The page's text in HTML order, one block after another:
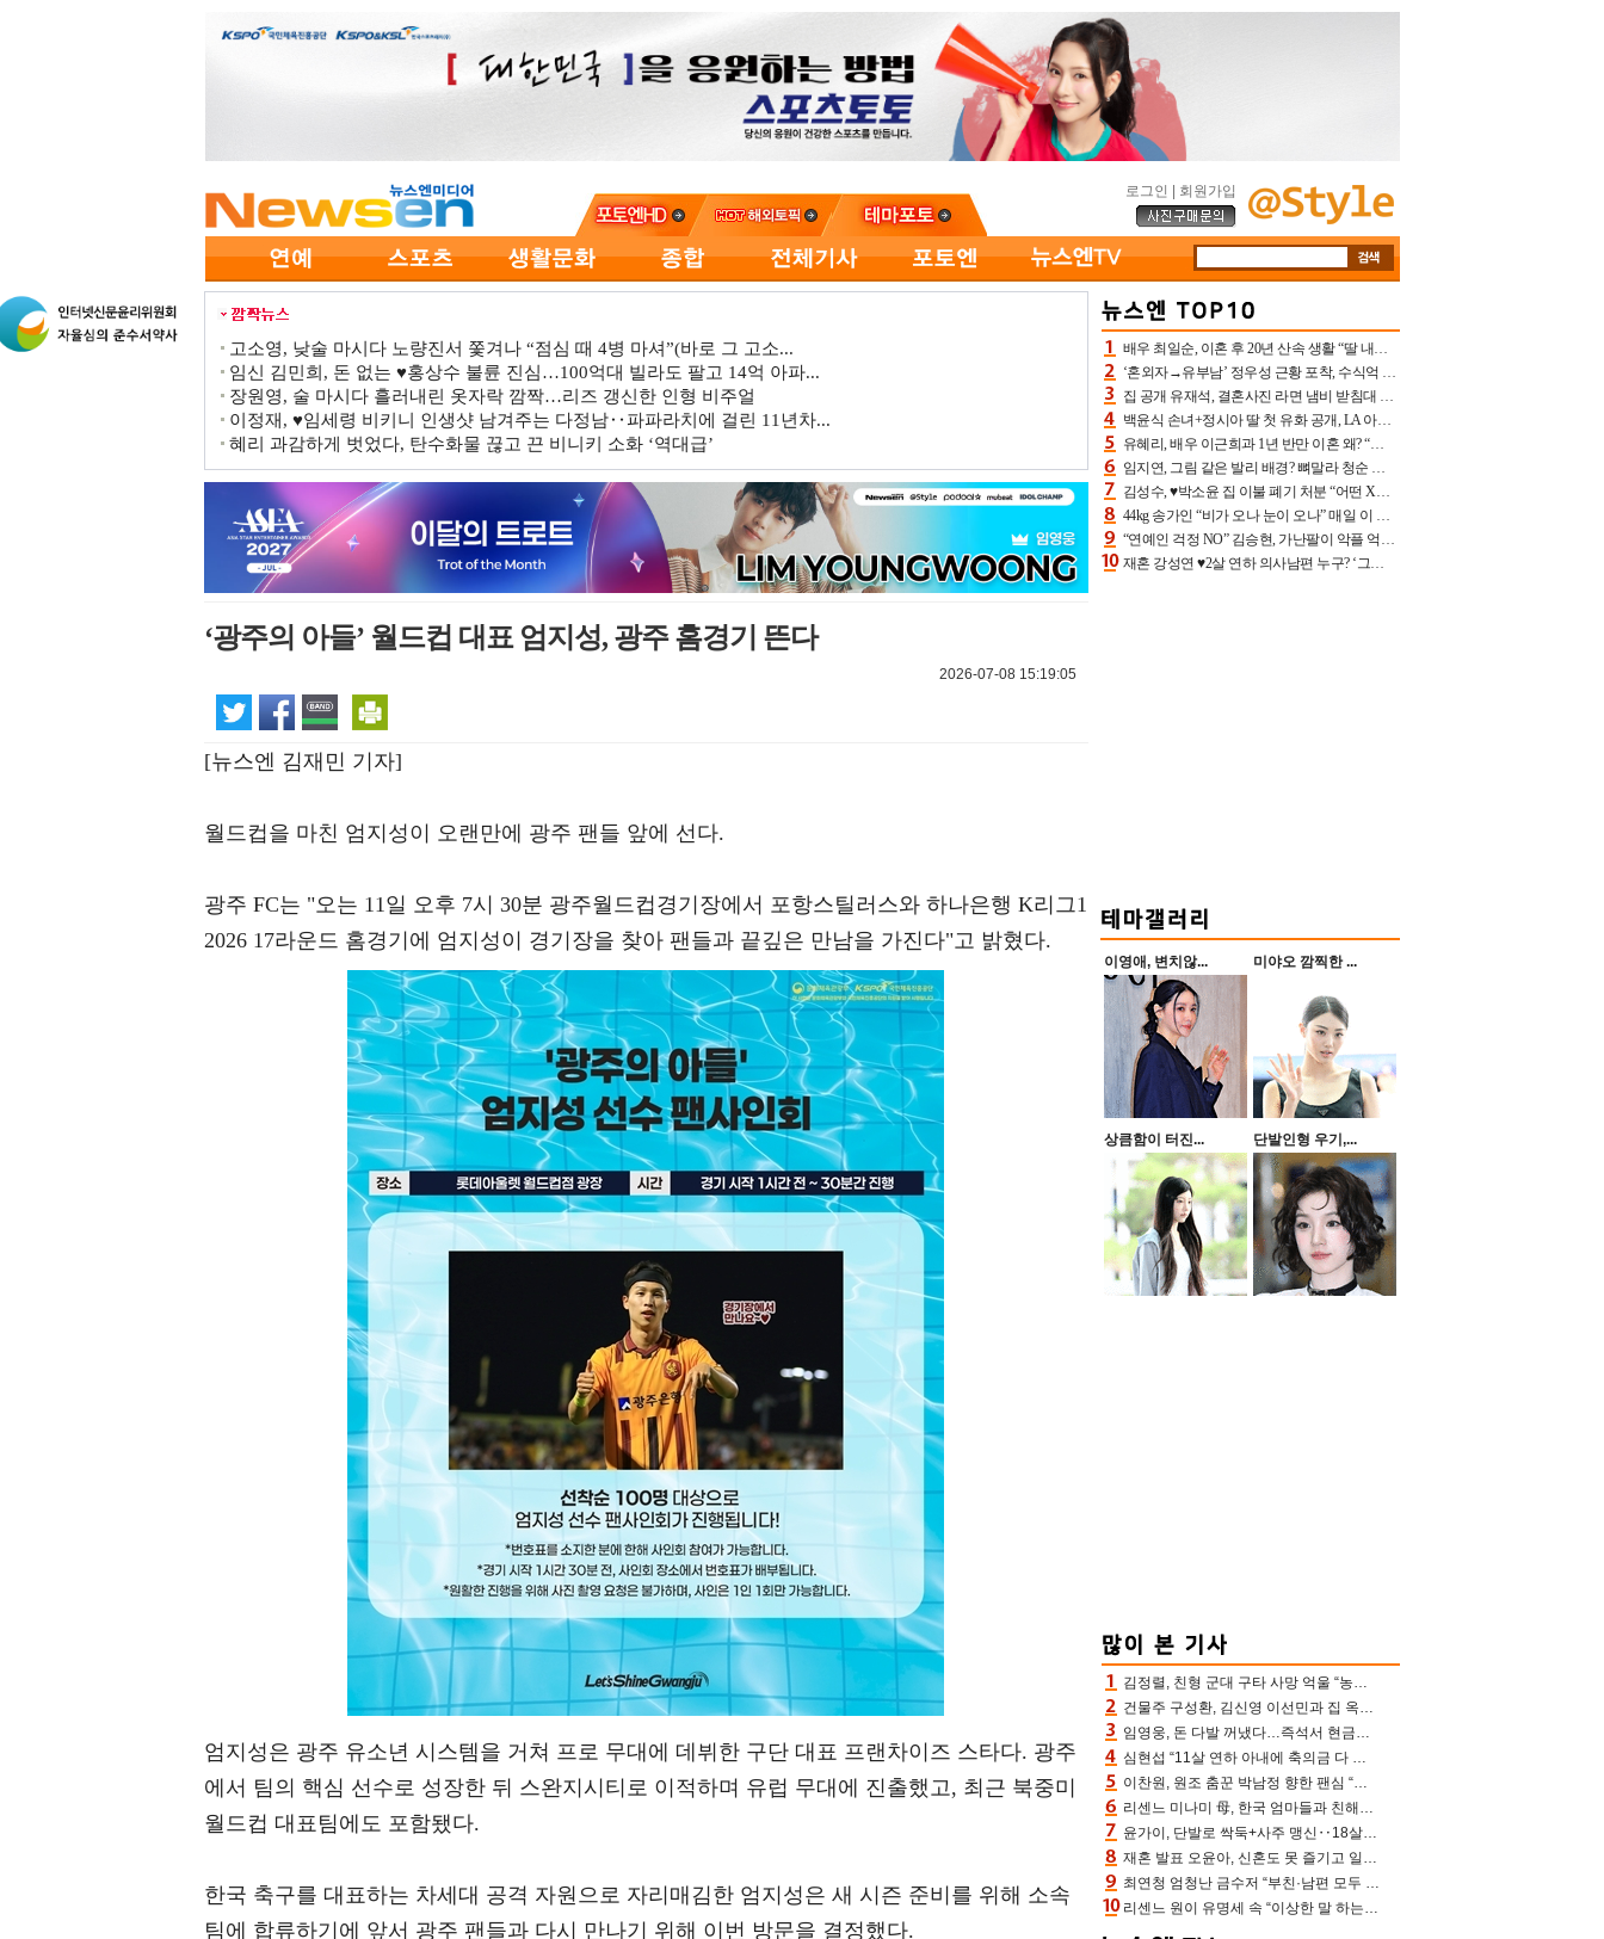
로그인 회원가입
고소영, 낮술 마시다 노량진서 쫓겨나 “점심 때 4병 마셔”(바로 그 고소...
임신 김민희, 돈 없는 ♥홍상수 불륜 진심…100억대 빌라도 팔고 14억 아파...
장원영, 술 마시다 흘러내린 옷자락 깜짝…리즈 갱신한 인형 비주얼
이정재, ♥임세령 비키니 인생샷 남겨주는 다정남‥파파라치에 걸린 11년차...
혜리 과감하게 벗었다, 탄수화물 끊고 끈 비니키 소화 ‘역대급’
‘광주의 아들’ 월드컵 대표 엄지성, 광주 홈경기 뜬다
2026-07-08 15:19:05
[뉴스엔 김재민 기자]
월드컵을 마친 엄지성이 오랜만에 광주 팬들 앞에 선다.
광주 FC는 "오는 11일 오후 7시 30분 광주월드컵경기장에서 포항스틸러스와 하나은행 K리그1
2026 17라운드 홈경기에 엄지성이 경기장을 찾아 팬들과 끝깊은 만남을 가진다"고 밝혔다.
엄지성은 광주 유소년 시스템을 거쳐 프로 무대에 데뷔한 구단 대표 프랜차이즈 스타다. 광주
에서 팀의 핵심 선수로 성장한 뒤 스완지시티로 이적하며 유럽 무대에 진출했고, 최근 북중미
월드컵 대표팀에도 포함됐다.
한국 축구를 대표하는 차세대 공격 자원으로 자리매김한 엄지성은 새 시즌 준비를 위해 소속
팀에 합류하기에 앞서 광주 팬들과 다시 만나기 위해 이번 방문을 결정했다.
배우 최일순, 이혼 후 20년 산속 생활 “딸 내가 버렸다고 원망‥맘 아파”(특종)[어제TV]
‘혼외자→유부남’ 정우성 근황 포착, 수식억 해킹 피해 후배 만났다 “존경하는”
집 공개 유재석, 결혼사진 라면 냄비 받침대 되고 분노‥가족사진도 피해(놀뭐)[어제TV]
백윤식 손녀+정시아 딸 첫 유화 공개, LA 아트쇼→서울국제조각페스타 작가다운 수준급 실력
유혜리, 배우 이근희과 1년 반만 이혼 왜? “식칼 꽂고 의자 던져” 충격 폭로(특종)[어제TV]
임지연, 그림 같은 발리 배경? 뼈말라 청순 비키니 핏에 상대 안 되네
김성수, ♥박소윤 집 이불 폐기 처분 “어떤 X이랑 썼을지 몰라” 질투(신랑수업2)[어제TV]
44kg 송가인 “비가 오나 눈이 오나” 매일 이 운동, 허벅지 근육량 상승+체지방 감소
“연예인 걱정 NO” 김승현, 가난팔이 악플 억울할만‥아내+딸과 日 여행
재혼 강성연 ♥2살 연하 의사남편 누구? ‘그알’ 자문의에 훈남 비주얼 초엘리트 스펙 [종합]
이영애, 변치않... 미야오 깜찍한 ...
상큼함이 터진... 단발인형 우기,...
김정렬, 친형 군대 구타 사망 억울 “농약사 처리, 범인 찾았지만…엄마는 이미 치매”(데이앤나잇)
건물주 구성환, 김신영 이선민과 집 옥상서 41만원 한우 파티 “화력이 성화봉송”(나혼산)
임영웅, 돈 다발 꺼냈다…즉석서 현금으로 수당 챙겨주는 ‘구단주’
심현섭 “11살 연하 아내에 축의금 다 뺏겨, 집도 아내 명의” (동치미)[결정적장면]
이찬원, 원조 춤꾼 박남정 향한 팬심 “어머님 잘 계시지” 폭소(불후)
리센느 미나미 母, 한국 엄마들과 친해진 비결=BTS “최애 정국 얘기로 통해”(전참시)
윤가이, 단발로 싹둑+사주 맹신‥18살 연상 ♥장기하 반한 엉뚱·열정 매력(전참시)
재혼 발표 오윤아, 신혼도 못 즐기고 일만 “발달장애 子도 취업 1년차, 연차 없어”
최연청 엄청난 금수저 “부친·남편 모두 판사, 국회의원·언론사 대표 집안”(아형)
리센느 원이 유명세 속 “이상한 말 하는 사람 가만두지 않아” 소속사 든든(전참시)[어제TV]